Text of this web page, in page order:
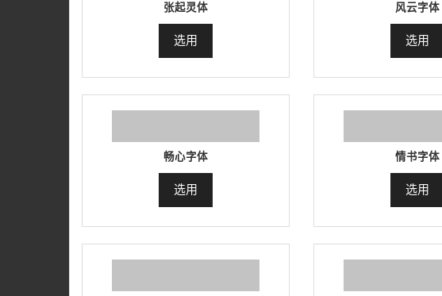
张起灵体
选用
风云字体
选用
畅心字体
选用
情书字体
选用